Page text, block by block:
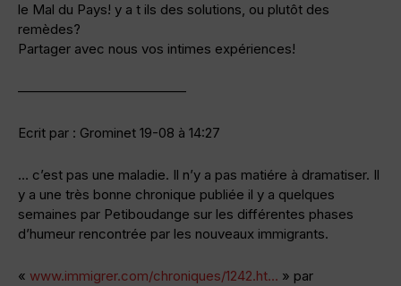
le Mal du Pays! y a t ils des solutions, ou plutôt des
remèdes?
Partager avec nous vos intimes expériences!
————————————–
Ecrit par : Grominet 19-08 à 14:27
… c’est pas une maladie. Il n’y a pas matiére à dramatiser. Il
y a une très bonne chronique publiée il y a quelques
semaines par Petiboudange sur les différentes phases
d’humeur rencontrée par les nouveaux immigrants.
« www.immigrer.com/chroniques/1242.ht… » par